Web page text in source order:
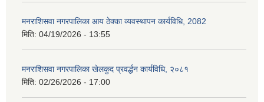
मनराशिसवा नगरपालिका आय ठेक्का व्यवस्थापन कार्यविधि, 2082
मिति: 04/19/2026 - 13:55
मनराशिसवा नगरपालिका खेलकुद प्रवर्द्धन कार्यविधि, २०८१
मिति: 02/26/2026 - 17:00